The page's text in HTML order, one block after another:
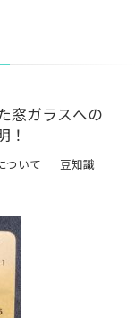
窓ガラスへの
！
ついて 豆知識